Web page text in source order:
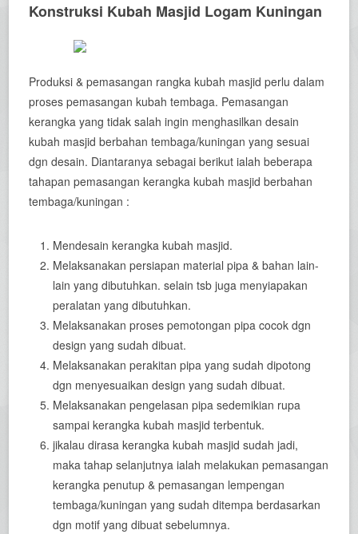
Konstruksi Kubah Masjid Logam Kuningan
Produksi & pemasangan rangka kubah masjid perlu dalam
proses pemasangan kubah tembaga. Pemasangan
kerangka yang tidak salah ingin menghasilkan desain
kubah masjid berbahan tembaga/kuningan yang sesuai
dgn desain. Diantaranya sebagai berikut ialah beberapa
tahapan pemasangan kerangka kubah masjid berbahan
tembaga/kuningan :
Mendesain kerangka kubah masjid.
Melaksanakan persiapan material pipa & bahan lain-
lain yang dibutuhkan. selain tsb juga menyiapakan
peralatan yang dibutuhkan.
Melaksanakan proses pemotongan pipa cocok dgn
design yang sudah dibuat.
Melaksanakan perakitan pipa yang sudah dipotong
dgn menyesuaikan design yang sudah dibuat.
Melaksanakan pengelasan pipa sedemikian rupa
sampai kerangka kubah masjid terbentuk.
jikalau dirasa kerangka kubah masjid sudah jadi,
maka tahap selanjutnya ialah melakukan pemasangan
kerangka penutup & pemasangan lempengan
tembaga/kuningan yang sudah ditempa berdasarkan
dgn motif yang dibuat sebelumnya.